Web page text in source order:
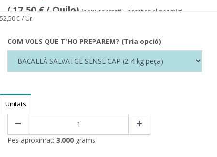
(17,50 € / Quilo)
52,50€ / Un
(preu orientatiu, basat en el pes mig)
COM VOLS QUE T'HO PREPAREM? (Tria opció)
Unitats
Pes aproximat: 3.000 grams